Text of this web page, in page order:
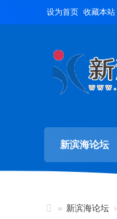
设为首页 收藏本站
新滨海论坛
» 新滨海论坛 ›